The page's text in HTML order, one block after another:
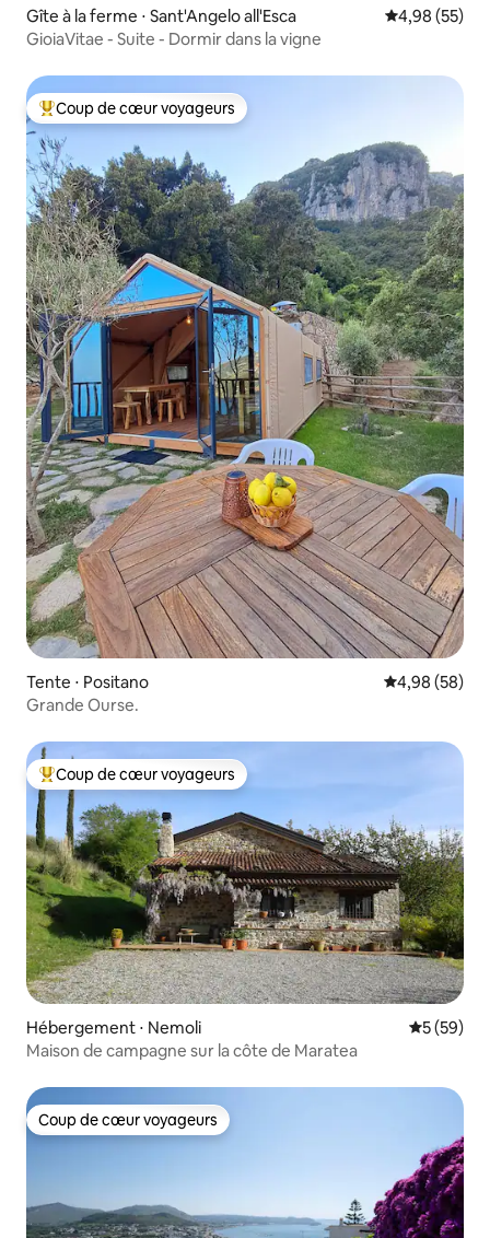
Gîte à la ferme ⋅ Sant'Angelo all'Esca Évaluation
4,98 (55)
GioiaVitae - Suite - Dormir dans la vigne
Coups de cœur voyageurs les plus appréciés
Coup de cœur voyageurs
Tente ⋅ Positano Évaluation
4,98 (58)
Grande Ourse.
Coups de cœur voyageurs les plus appréciés
Coup de cœur voyageurs
Hébergement ⋅ Nemoli
5 (59)
Maison de campagne sur la côte de Maratea
Coup de cœur voyageurs
Coup de cœur voyageurs